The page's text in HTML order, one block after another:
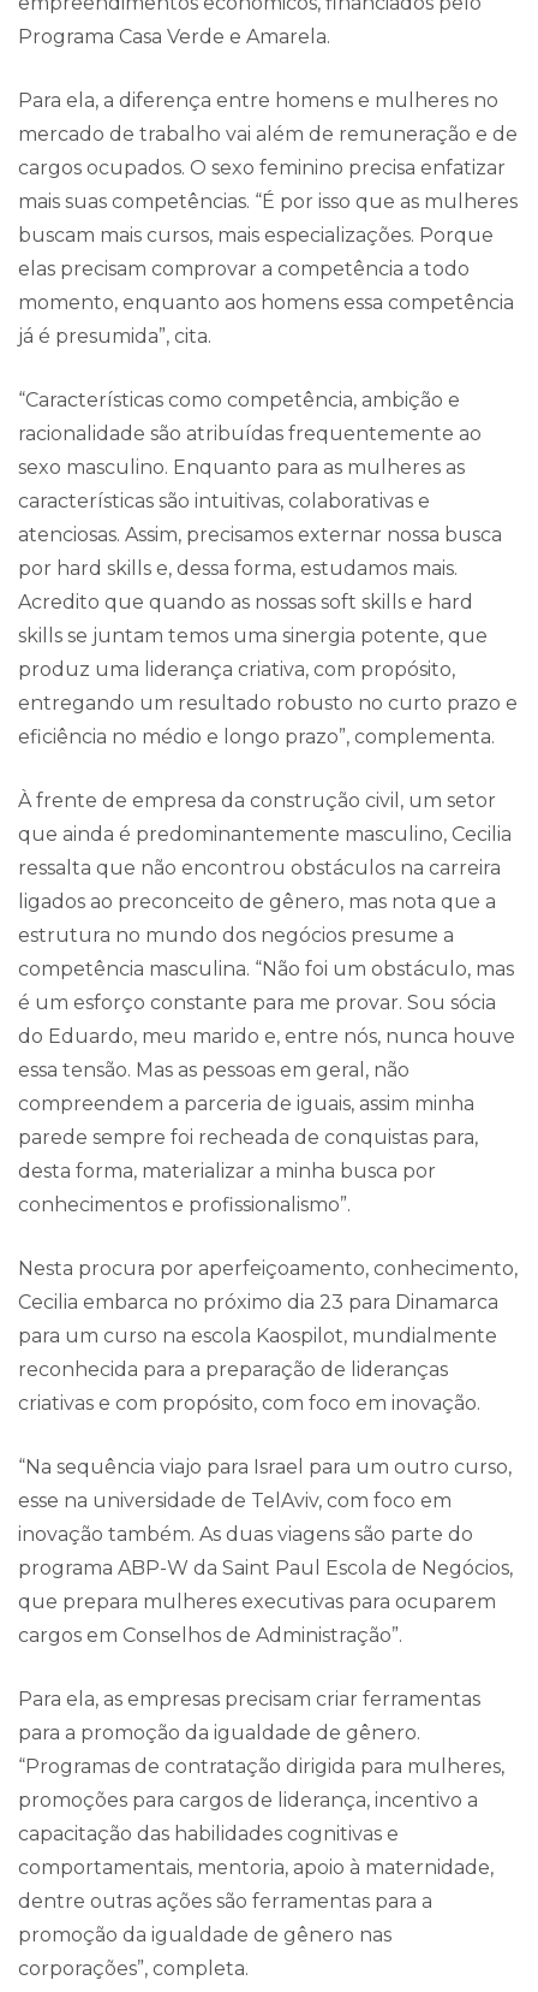
Programa Casa Verde e Amarela.
Para ela, a diferença entre homens e mulheres no
mercado de trabalho vai além de remuneração e de
cargos ocupados. O sexo feminino precisa enfatizar
mais suas competências. “É por isso que as mulheres
buscam mais cursos, mais especializações. Porque
elas precisam comprovar a competência a todo
momento, enquanto aos homens essa competência
já é presumida”, cita.
“Características como competência, ambição e
racionalidade são atribuídas frequentemente ao
sexo masculino. Enquanto para as mulheres as
características são intuitivas, colaborativas e
atenciosas. Assim, precisamos externar nossa busca
por hard skills e, dessa forma, estudamos mais.
Acredito que quando as nossas soft skills e hard
skills se juntam temos uma sinergia potente, que
produz uma liderança criativa, com propósito,
entregando um resultado robusto no curto prazo e
eficiência no médio e longo prazo”, complementa.
À frente de empresa da construção civil, um setor
que ainda é predominantemente masculino, Cecilia
ressalta que não encontrou obstáculos na carreira
ligados ao preconceito de gênero, mas nota que a
estrutura no mundo dos negócios presume a
competência masculina. “Não foi um obstáculo, mas
é um esforço constante para me provar. Sou sócia
do Eduardo, meu marido e, entre nós, nunca houve
essa tensão. Mas as pessoas em geral, não
compreendem a parceria de iguais, assim minha
parede sempre foi recheada de conquistas para,
desta forma, materializar a minha busca por
conhecimentos e profissionalismo”.
Nesta procura por aperfeiçoamento, conhecimento,
Cecilia embarca no próximo dia 23 para Dinamarca
para um curso na escola Kaospilot, mundialmente
reconhecida para a preparação de lideranças
criativas e com propósito, com foco em inovação.
“Na sequência viajo para Israel para um outro curso,
esse na universidade de TelAviv, com foco em
inovação também. As duas viagens são parte do
programa ABP-W da Saint Paul Escola de Negócios,
que prepara mulheres executivas para ocuparem
cargos em Conselhos de Administração”.
Para ela, as empresas precisam criar ferramentas
para a promoção da igualdade de gênero.
“Programas de contratação dirigida para mulheres,
promoções para cargos de liderança, incentivo a
capacitação das habilidades cognitivas e
comportamentais, mentoria, apoio à maternidade,
dentre outras ações são ferramentas para a
promoção da igualdade de gênero nas
corporações”, completa.